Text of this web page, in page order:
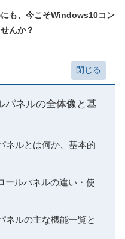
も、今こそWindows10コン
んか？
パネルの全体像と基
ネルとは何か、基本的
ールパネルの違い・使
ネルの主な機能一覧と